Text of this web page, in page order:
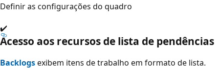
Definir as configurações do quadro
✔️
Acesso aos recursos de lista de pendências
Backlogsexibem itens de trabalho em formato de lista.